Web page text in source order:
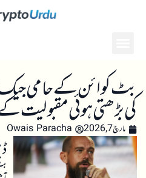
بٹ کوائن کے حامی جیک
کی بڑھتی ہوئی مقبولیت
مارچ 7, 2026 Owais Paracha